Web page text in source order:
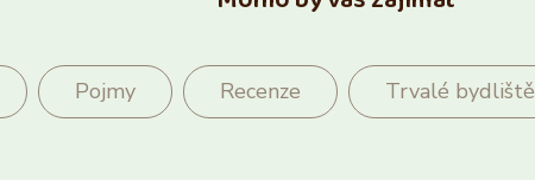
Pojmy Recenze Trvalé bydliště